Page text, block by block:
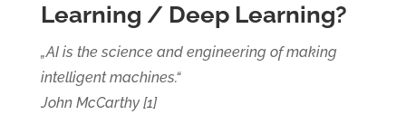
Learning / Deep Learning?
„AI is the science and engineering of making
intelligent machines.“
John McCarthy [1]